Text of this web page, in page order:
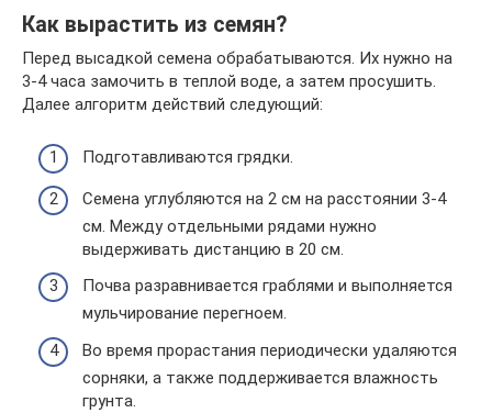
Как вырастить из семян?
Перед высадкой семена обрабатываются. Их нужно на
3-4 часа замочить в теплой воде, а затем просушить.
Далее алгоритм действий следующий:
Подготавливаются грядки.
Семена углубляются на 2 см на расстоянии 3-4
см. Между отдельными рядами нужно
выдерживать дистанцию в 20 см.
Почва разравнивается граблями и выполняется
мульчирование перегноем.
Во время прорастания периодически удаляются
сорняки, а также поддерживается влажность
грунта.